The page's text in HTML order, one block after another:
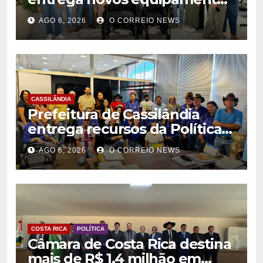
para fortalecer atendimento
na rede municipal de saúde
AGO 6, 2026 O CORREIO NEWS
CASSILÂNDIA
Prefeitura de Cassilândia
entrega recursos da Política
Nacional Aldir Blanc a
agentes culturais
AGO 6, 2026 O CORREIO NEWS
COSTA RICA POLÍTICA
Câmara de Costa Rica destina
mais de R$ 1,4 milhão em